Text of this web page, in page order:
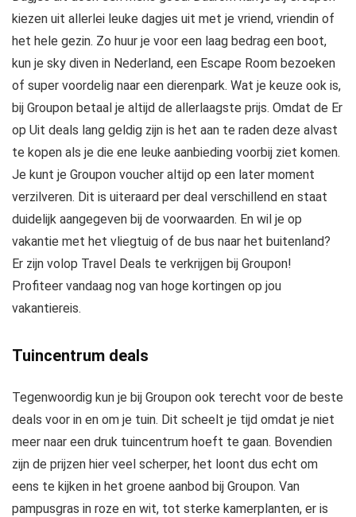
kiezen uit allerlei leuke dagjes uit met je vriend, vriendin of
het hele gezin. Zo huur je voor een laag bedrag een boot,
kun je sky diven in Nederland, een Escape Room bezoeken
of super voordelig naar een dierenpark. Wat je keuze ook is,
bij Groupon betaal je altijd de allerlaagste prijs. Omdat de Er
op Uit deals lang geldig zijn is het aan te raden deze alvast
te kopen als je die ene leuke aanbieding voorbij ziet komen.
Je kunt je Groupon voucher altijd op een later moment
verzilveren. Dit is uiteraard per deal verschillend en staat
duidelijk aangegeven bij de voorwaarden. En wil je op
vakantie met het vliegtuig of de bus naar het buitenland?
Er zijn volop Travel Deals te verkrijgen bij Groupon!
Profiteer vandaag nog van hoge kortingen op jou
vakantiereis.
Tuincentrum deals
Tegenwoordig kun je bij Groupon ook terecht voor de beste
deals voor in en om je tuin. Dit scheelt je tijd omdat je niet
meer naar een druk tuincentrum hoeft te gaan. Bovendien
zijn de prijzen hier veel scherper, het loont dus echt om
eens te kijken in het groene aanbod bij Groupon. Van
pampusgras in roze en wit, tot sterke kamerplanten, er is